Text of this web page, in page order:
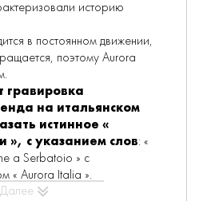
историю
в постоянном движении,
поэтому Aurora
гравировка
на итальянском
истинное «
», с указанием слов: «
a Serbatoio » с
« Aurora Italia ».
«драгоценностью».
Далее